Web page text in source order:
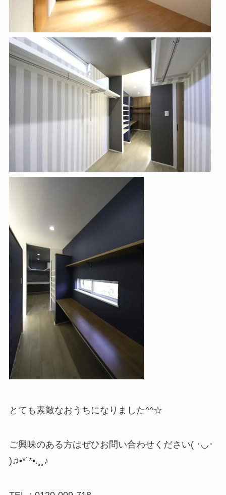
とても素敵なおうちになりました^^☆
ご興味のある方はぜひお問い合わせください( ･◡･
)♫•*¨*•.¸¸♪